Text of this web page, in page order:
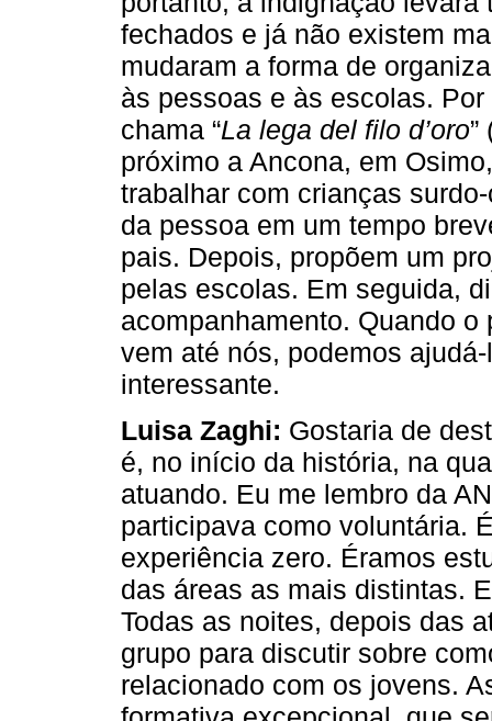
fechados e já não existem
mudaram a forma de
às pessoas e às escolas.
chama “La lega del filo d’oro”
próximo a Ancona, em
trabalhar com crianças
da pessoa em um tempo
pais. Depois, propõem um
pelas escolas. Em seguida,
acompanhamento. Quando
vem até nós, podemos
interessante.
Luisa Zaghi: Gostaria de
é, no início da história, na
atuando. Eu me lembro da
participava como voluntária.
experiência zero. Éramos
das áreas as mais distintas.
Todas as noites, depois das
grupo para discutir sobre
relacionado com os jovens.